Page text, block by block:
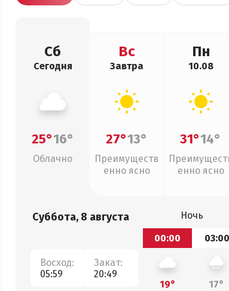
Сб
Сегодня
25°16°
Облачно
Вс
Завтра
27°13°
Преимуществ
енно ясно
Пн
10.08
31°14°
енно ясно
Суббота, 8 августа
Восход:
05:59
Закат:
20:49
Ночь
00:00
03:00
19° 17°